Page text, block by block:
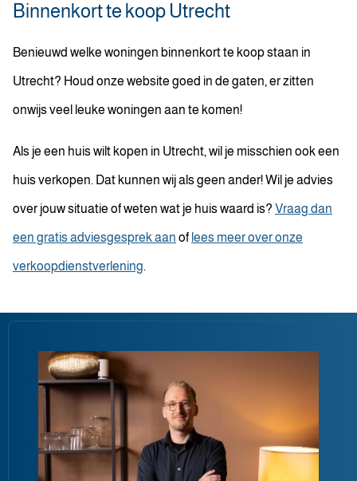
Binnenkort te koop Utrecht
Benieuwd welke woningen binnenkort te koop staan in
Utrecht? Houd onze website goed in de gaten, er zitten
onwijs veel leuke woningen aan te komen!
Als je een huis wilt kopen in Utrecht, wil je misschien ook een
huis verkopen. Dat kunnen wij als geen ander! Wil je advies
over jouw situatie of weten wat je huis waard is? Vraag dan
een gratis adviesgesprek aan of lees meer over onze
verkoopdienstverlening.